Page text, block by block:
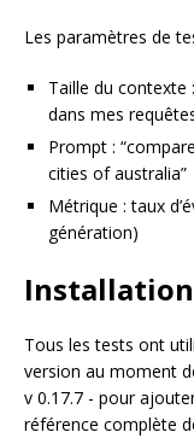
Les paramètres de
Taille du contexte
dans mes
Prompt :
cities of australia”
Métrique : taux
génération)
Installation
Tous les tests ont
version au moment
v 0.17.7 - pour
référence complète